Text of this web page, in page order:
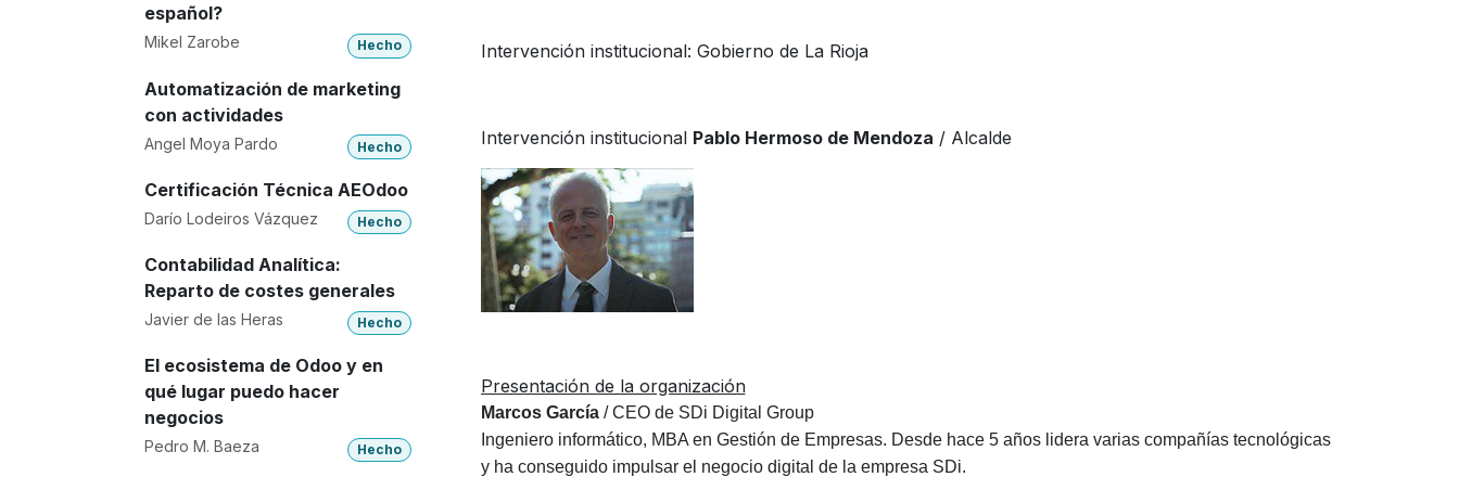
español?
Mikel Zarobe Hecho
Automatización de marketing
con actividades
Angel Moya Pardo Hecho
Certificación Técnica AEOdoo
Darío Lodeiros Vázquez Hecho
Contabilidad Analítica:
Reparto de costes generales
Javier de las Heras Hecho
El ecosistema de Odoo y en
qué lugar puedo hacer
negocios
Pedro M. Baeza Hecho
Intervención institucional: Gobierno de La Rioja
Intervención institucional Pablo Hermoso de Mendoza / Alcalde
Presentación de la organización
Marcos García/ CEO de SDi Digital Group
Ingeniero informático, MBA en Gestión de Empresas. Desde hace 5 años lidera varias compañías tecnológicas
y ha conseguido impulsar el negocio digital de la empresa SDi.